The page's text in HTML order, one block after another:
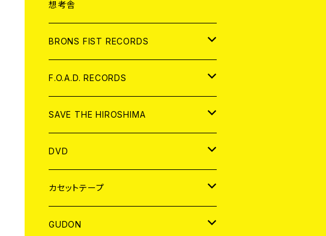
ANALOG
CD
アパレル
ANALOG
想考舎
BRONS FIST RECORDS
CD
ANALOG
F.O.A.D. RECORDS
CD
ANALOG
SAVE THE HIROSHIMA
アパレル
BADGE
DVD
JAPAN
WORLD
カセットテープ
JAPAN
GUDON